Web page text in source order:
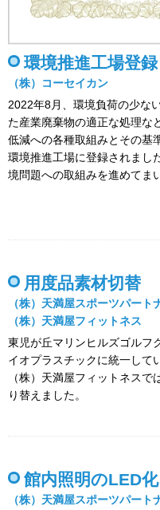
環境推進工場登録
（株）コーセイカン
2022年8月、環境負荷の少な
た産業廃棄物の適正な処理な
低減への各種取組みとその基
環境推進工場に登録されまし
境問題への取組みを進めてま
用度品素材切替
（株）天満屋スポーツパー
（株）天満屋フィットネス
東児が丘マリンヒルズゴルフ
イオプラスチックに統一して
（株）天満屋フィットネス
り替えました。
館内照明のLED化
（株）天満屋スポーツパー